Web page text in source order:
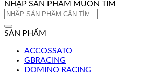
NHẬP SẢN PHẨM MUỐN TÌM
Tìm
SẢN PHẨM
ACCOSSATO
GBRACING
DOMINO RACING